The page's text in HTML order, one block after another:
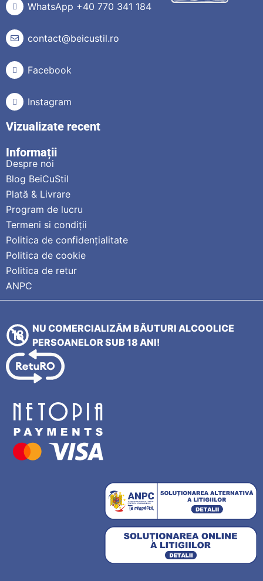
WhatsApp +40 770 341 184
contact@beicustil.ro
Facebook
Instagram
Vizualizate recent
Informații
Despre noi
Blog BeiCuStil
Plată & Livrare
Program de lucru
Termeni si condiții
Politica de confidențialitate
Politica de cookie
Politica de retur
ANPC
NU COMERCIALIZĂM BĂUTURI ALCOOLICE
PERSOANELOR SUB 18 ANI!